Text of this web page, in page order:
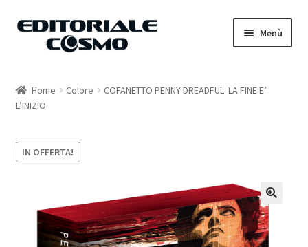
Vai
Vai
Menù
Catalogo
Carrello
Home Colore
COFANETTO PENNY DREADFUL: LA FINE E’
L’INIZIO
IN OFFERTA!